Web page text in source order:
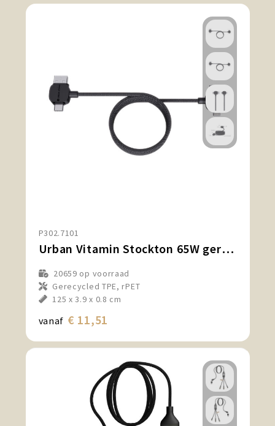
P302.7101
Urban Vitamin Stockton 65W gerecycled TPE/PET magn. kabel
20659 op voorraad
Gerecycled TPE, rPET
125 x 3.9 x 0.8 cm
vanaf € 11,51